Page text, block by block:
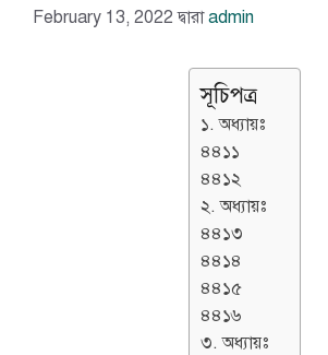
February 13, 2022 দ্বারাadmin
সূচিপত্র
১. অধ্যায়ঃ
৪৪১১
৪৪১২
২. অধ্যায়ঃ
৪৪১৩
৪৪১৪
৪৪১৫
৪৪১৬
৩. অধ্যায়ঃ